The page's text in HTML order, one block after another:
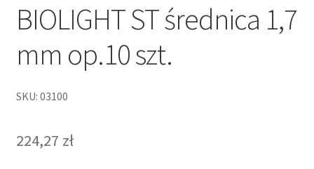
BIOLIGHT ST średnica 1,7
mm op.10 szt.
SKU: 03100
224,27 zł